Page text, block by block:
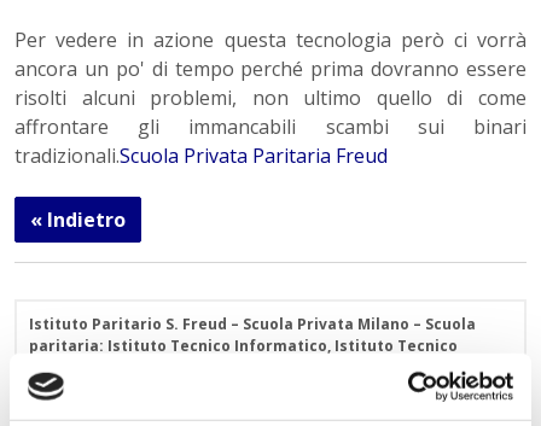
Per vedere in azione questa tecnologia però ci vorrà
ancora un po' di tempo perché prima dovranno essere
risolti alcuni problemi, non ultimo quello di come
affrontare gli immancabili scambi sui binari
tradizionali.Scuola Privata Paritaria Freud
« Indietro
Istituto Paritario S. Freud – Scuola Privata Milano – Scuola
paritaria: Istituto Tecnico Informatico, Istituto Tecnico
Turismo, Liceo delle Scienze Umane e Liceo Scientifico
Via Accademia, 26/29 Milano – Viale Fulvio Testi, 7 Milano – Tel.